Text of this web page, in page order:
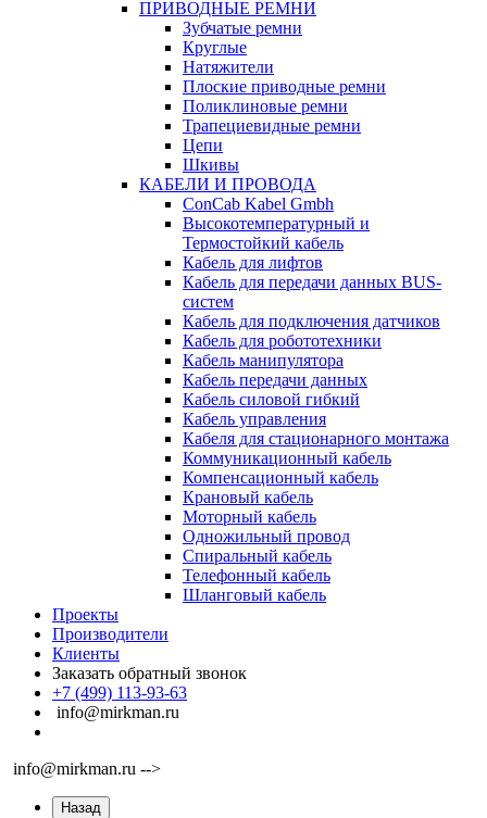
ПРИВОДНЫЕ РЕМНИ
Зубчатые ремни
Круглые
Натяжители
Плоские приводные ремни
Поликлиновые ремни
Трапециевидные ремни
Цепи
Шкивы
КАБЕЛИ И ПРОВОДА
ConCab Kabel Gmbh
Высокотемпературный и
Термостойкий кабель
Кабель для лифтов
Кабель для передачи данных BUS-
систем
Кабель для подключения датчиков
Кабель для робототехники
Кабель манипулятора
Кабель передачи данных
Кабель силовой гибкий
Кабель управления
Кабеля для стационарного монтажа
Коммуникационный кабель
Компенсационный кабель
Крановый кабель
Моторный кабель
Одножильный провод
Спиральный кабель
Телефонный кабель
Шланговый кабель
Проекты
Производители
Клиенты
Заказать обратный звонок
+7 (499) 113-93-63
info@mirkman.ru
info@mirkman.ru -->
Назад